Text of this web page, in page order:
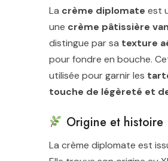
La crème diplomate est
une crème pâtissière
distingue par sa texture
pour fondre en bouche.
utilisée pour garnir les
touche de légèreté et
Origine et histoire
La crème diplomate est